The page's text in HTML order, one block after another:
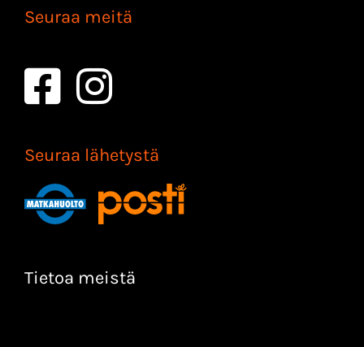
Seuraa meitä
Seuraa lähetystä
Tietoa meistä